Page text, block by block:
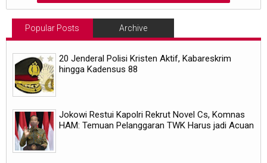
Popular Posts Archive
20 Jenderal Polisi Kristen Aktif, Kabareskrim
hingga Kadensus 88
Jokowi Restui Kapolri Rekrut Novel Cs, Komnas
HAM: Temuan Pelanggaran TWK Harus jadi Acuan